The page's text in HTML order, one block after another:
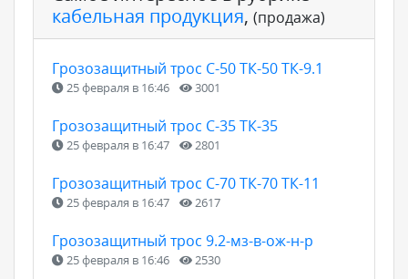
кабельная продукция, (продажа)
Грозозащитный трос С-50 ТК-50 ТК-9.1
25 февраля в 16:46 3001
Грозозащитный трос С-35 ТК-35
25 февраля в 16:47 2801
Грозозащитный трос С-70 ТК-70 ТК-11
25 февраля в 16:47 2617
Грозозащитный трос 9.2-мз-в-ож-н-р
25 февраля в 16:46 2530